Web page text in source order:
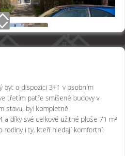
byt o dispozici 3+1 v osobním
třetím patře smíšené budovy v
stavu, byl kompletně
a díky své celkové užitné ploše 71 m²
rodiny i ty, kteří hledají komfortní